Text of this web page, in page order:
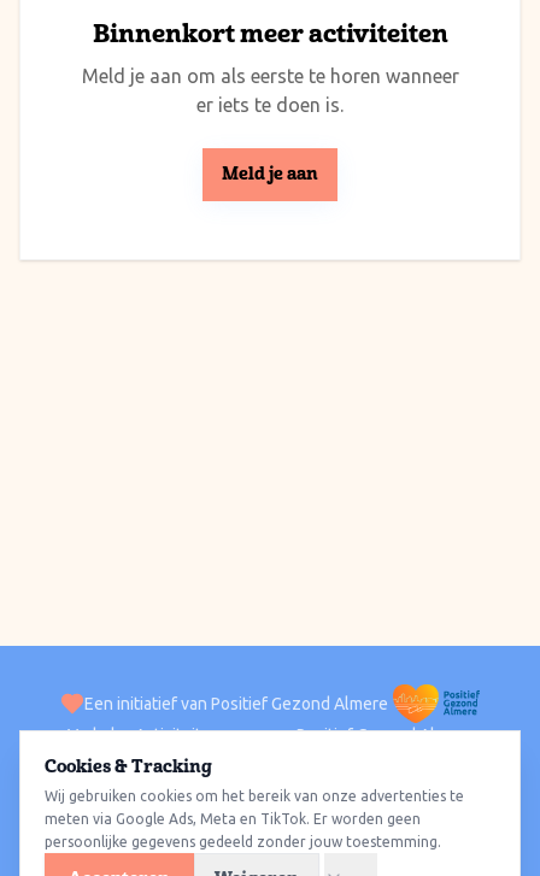
Binnenkort meer activiteiten
Meld je aan om als eerste te horen wanneer
er iets te doen is.
Meld je aan
Een initiatief van Positief Gezond Almere
VerhalenActiviteiten Positief Gezond Almere
ACTIVITEITEN PER WIJK
Alle wijkenAlmere HavenAlmere StadAlmere BuitenAlmere Poort
Almere HoutAlmere OosterwoldWat te doen
Cookies & Tracking
Wij gebruiken cookies om het bereik van onze advertenties te
meten via Google Ads, Meta en TikTok. Er worden geen
persoonlijke gegevens gedeeld zonder jouw toestemming.